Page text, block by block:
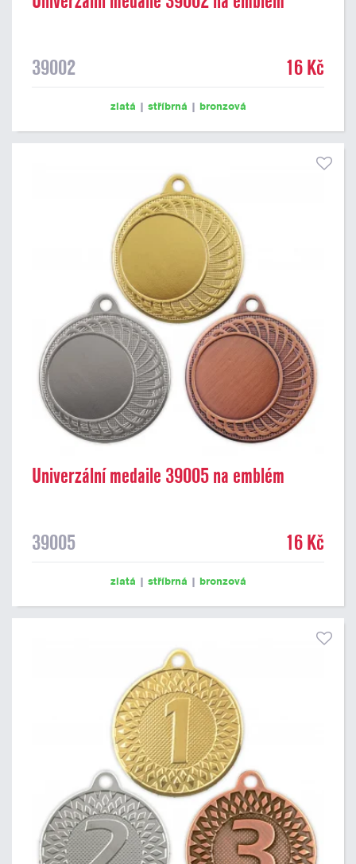
39002 16 Kč
zlatá | stříbrná | bronzová
Univerzální medaile 39005 na emblém
39005 16 Kč
zlatá | stříbrná | bronzová